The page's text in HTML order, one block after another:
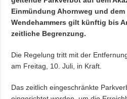
Einmündung Ahornweg und
Wendehammers gilt künftig bis
zeitliche Begrenzung.
Die Regelung tritt mit der
am Freitag, 10. Juli, in Kraft.
Das zeitlich eingeschränkte